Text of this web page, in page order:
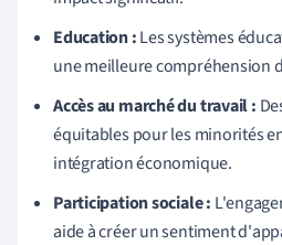
Education :Les systèmes
une meilleure compréhension
Accès au marché du travail :
équitables pour les minorités
intégration économique.
Participation sociale :
aide à créer un sentiment